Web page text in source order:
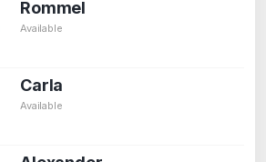
Rommel
Available
Carla
Available